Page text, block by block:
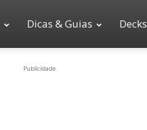
Dicas & Guias Decks
Publicidade